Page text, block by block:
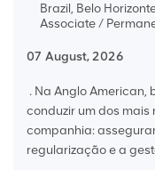
Brazil, Belo
Associate /
07 August, 2026
. Na Anglo
conduzir um dos
companhia:
regularização e a